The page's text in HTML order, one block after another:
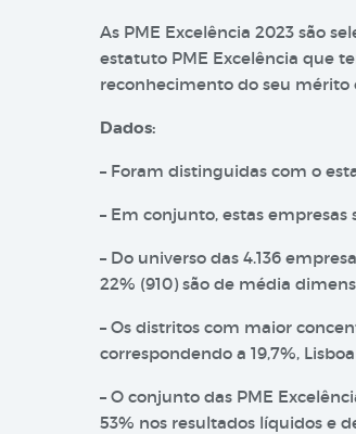
As PME Excelência 2023 são
estatuto PME Excelência que
reconhecimento do seu mérito
Dados:
– Foram distinguidas com o
– Em conjunto, estas empresas
– Do universo das 4.136
22% (910) são de média
– Os distritos com maior
correspondendo a 19,7%,
– O conjunto das PME
53% nos resultados líquidos e